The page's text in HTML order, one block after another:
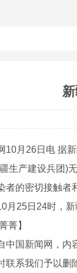
月26日电 据新
生产建设兵团)
者的密切接触者
25日24时，新疆
菁】
中国新闻网，内
联系我们予以删